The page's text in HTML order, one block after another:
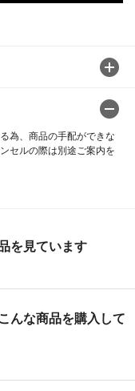
為、商品の手配ができな
セルの際は別途ご案内を
を見ています
んな商品を購入して